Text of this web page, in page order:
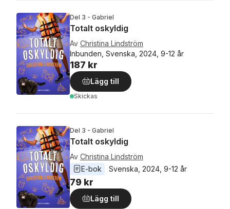
Del 3 - Gabriel
Totalt oskyldig
Av Christina Lindström
Inbunden, Svenska, 2024, 9-12 år
187 kr
Lägg till
Skickas
Del 3 - Gabriel
Totalt oskyldig
Av Christina Lindström
E-bok
Svenska 2024 9-12 år
79 kr
Lägg till